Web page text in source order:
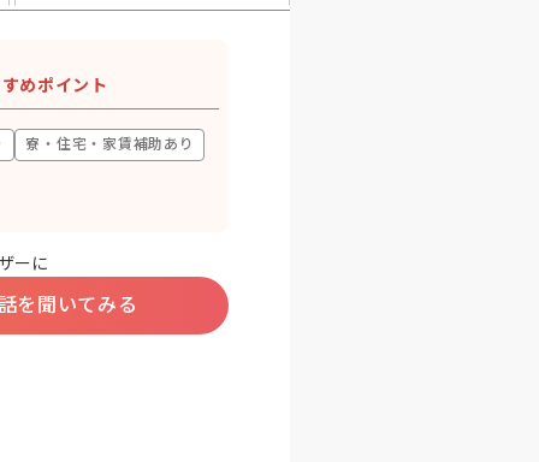
めポイント
寮・住宅・家賃補助あり
ーに
を聞いてみる